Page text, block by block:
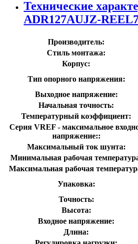
Технические
ADR127AUJZ-
Производитель:
Стиль монтажа:
Корпус:
Тип опорного напряжения:
Выходное напряжение:
Начальная точность:
Температурный коэффициент:
Серия VREF - максимальное
напряжение::
Максимальный ток шунта:
Минимальная рабочая
Максимальная рабочая
Упаковка:
Точность:
Высота:
Входное напряжение:
Длина: